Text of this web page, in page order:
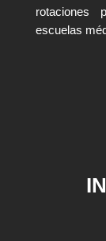
rotaciones
escuelas